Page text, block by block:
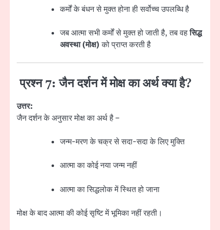
कर्मों के बंधन से मुक्त होना ही सर्वोच्च उपलब्धि है
जब आत्मा सभी कर्मों से मुक्त हो जाती है, तब वहसिद्ध
अवस्था (मोक्ष)को प्राप्त करती है
प्रश्न 7: जैन दर्शन में मोक्ष का अर्थ क्या है?
उत्तर:
जैन दर्शन के अनुसार मोक्ष का अर्थ है –
जन्म-मरण के चक्र से सदा-सदा के लिए मुक्ति
आत्मा का कोई नया जन्म नहीं
आत्मा का सिद्धलोक में स्थित हो जाना
मोक्ष के बाद आत्मा की कोई सृष्टि में भूमिका नहीं रहती।